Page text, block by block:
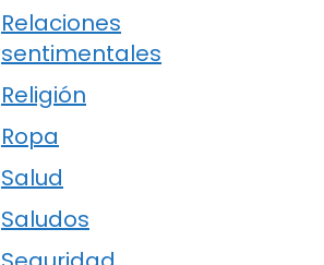
Relaciones
sentimentales
Religión
Ropa
Salud
Saludos